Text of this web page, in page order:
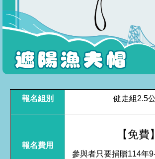
報名組別 健走組2.5
報名費用
【免費】
參與者只要捐贈114年